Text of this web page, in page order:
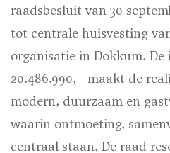
raadsbesluit van 30
tot centrale huisvesting
organisatie in Dokkum.
20.486.990, - maakt de
modern, duurzaam en
waarin ontmoeting,
centraal staan. De raad